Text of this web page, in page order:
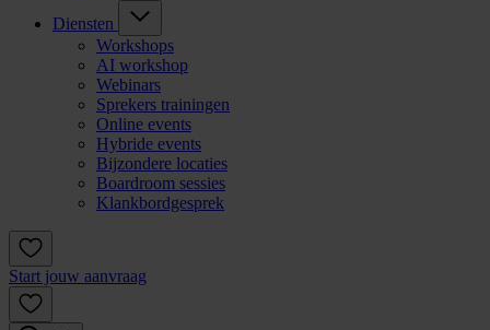
Diensten
Workshops
AI workshop
Webinars
Sprekers trainingen
Online events
Hybride events
Bijzondere locaties
Boardroom sessies
Klankbordgesprek
Start jouw aanvraag